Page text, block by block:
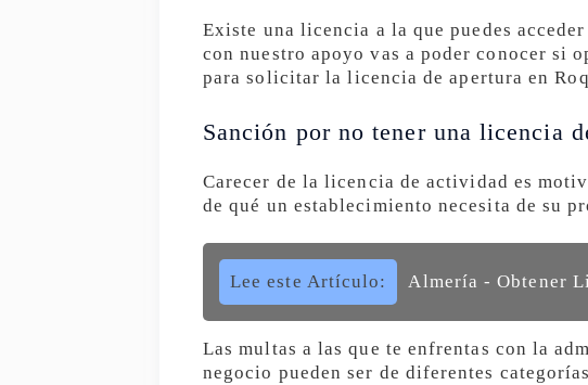
Existe una licencia a la que puedes
con nuestro apoyo vas a poder conocer si
para solicitar la licencia de apertura en
Sanción por no tener una licencia
Carecer de la licencia de actividad es
de qué un establecimiento necesita de su
Lee este Artículo: Almería - Obtener
Las multas a las que te enfrentas con la
negocio pueden ser de diferentes